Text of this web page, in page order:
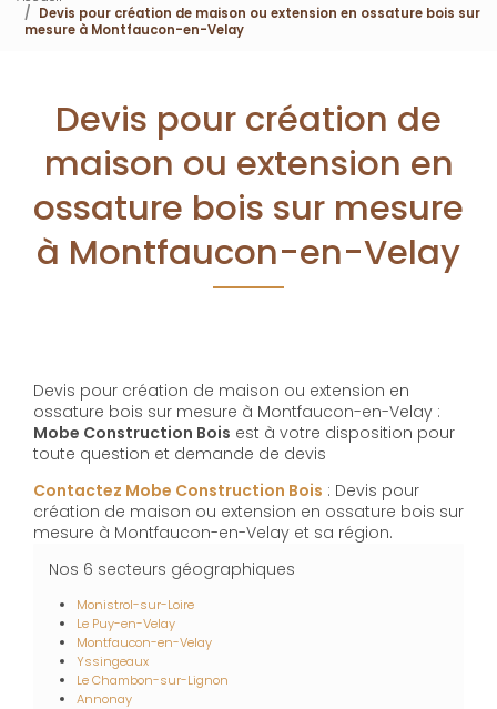
Devis pour création de maison ou extension en ossature bois sur
mesure à Montfaucon-en-Velay
Devis pour création de
maison ou extension en
ossature bois sur mesure
à Montfaucon-en-Velay
Devis pour création de maison ou extension en
ossature bois sur mesure à Montfaucon-en-Velay :
Mobe Construction Bois est à votre disposition pour
toute question et demande de devis
Contactez Mobe Construction Bois : Devis pour
création de maison ou extension en ossature bois sur
mesure à Montfaucon-en-Velay et sa région.
Nos 6 secteurs géographiques
Monistrol-sur-Loire
Le Puy-en-Velay
Montfaucon-en-Velay
Yssingeaux
Le Chambon-sur-Lignon
Annonay